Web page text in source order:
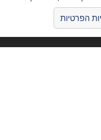
הפרטיות